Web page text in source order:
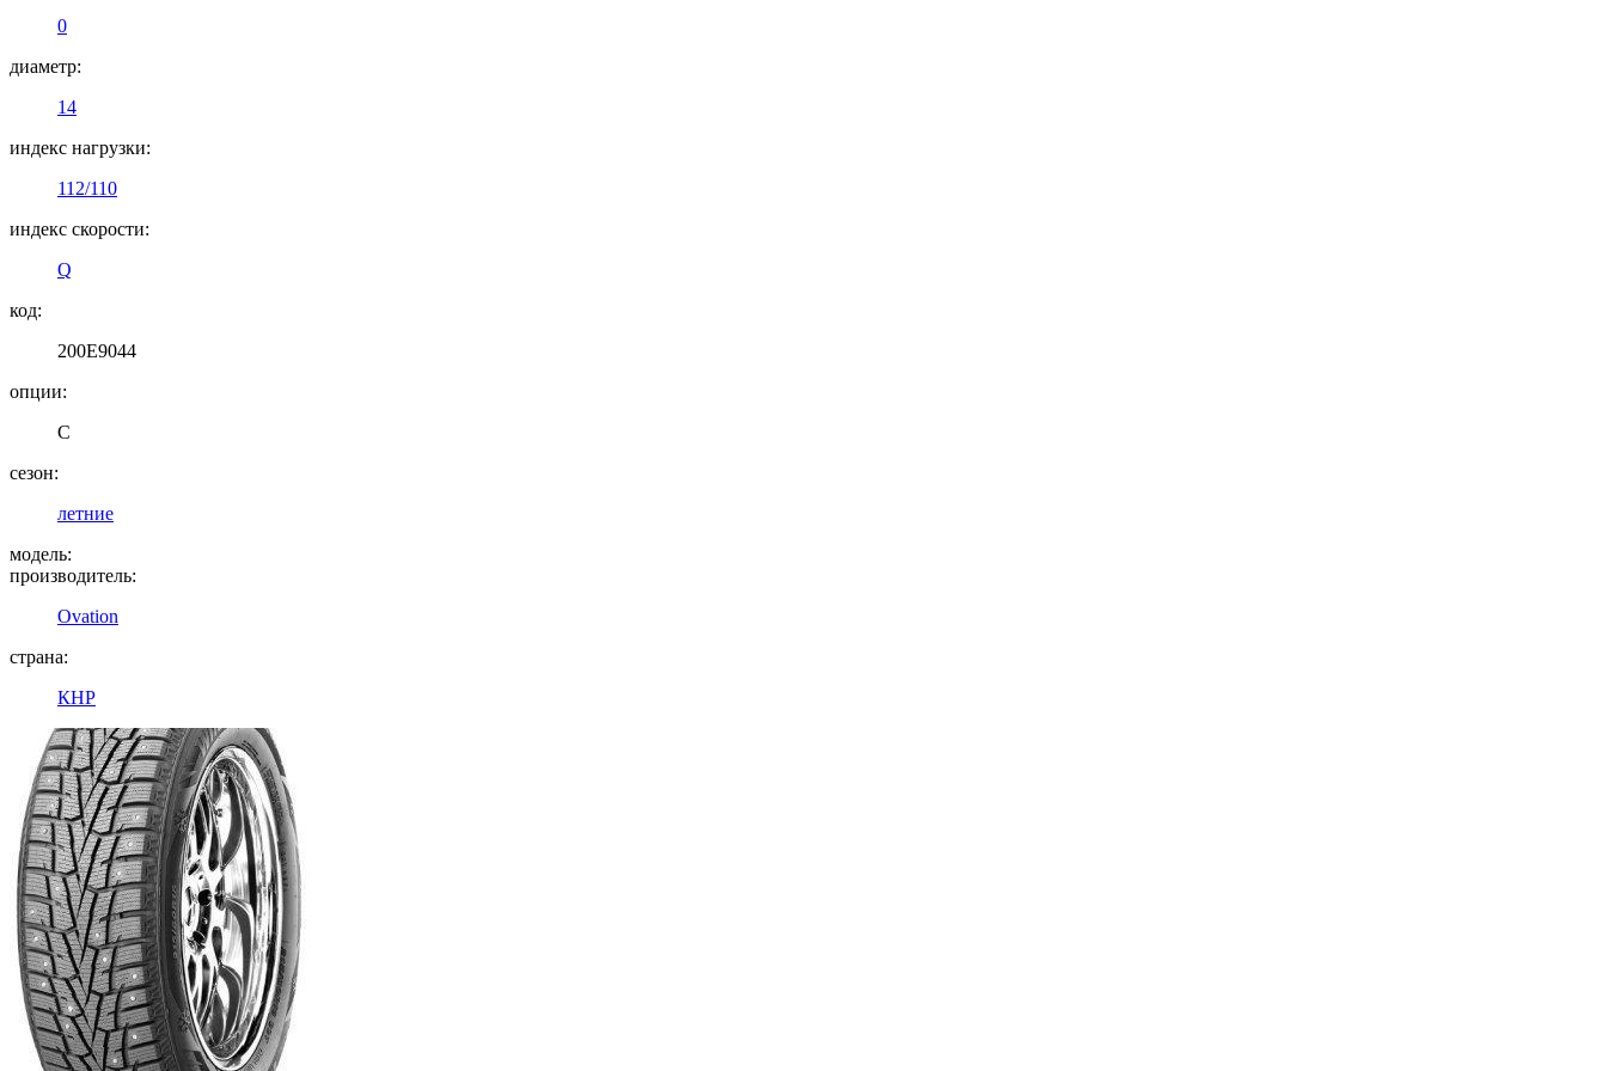
0
диаметр:
14
индекс нагрузки:
112/110
индекс скорости:
Q
код:
200E9044
опции:
C
сезон:
летние
модель:
производитель:
Ovation
страна:
КНР